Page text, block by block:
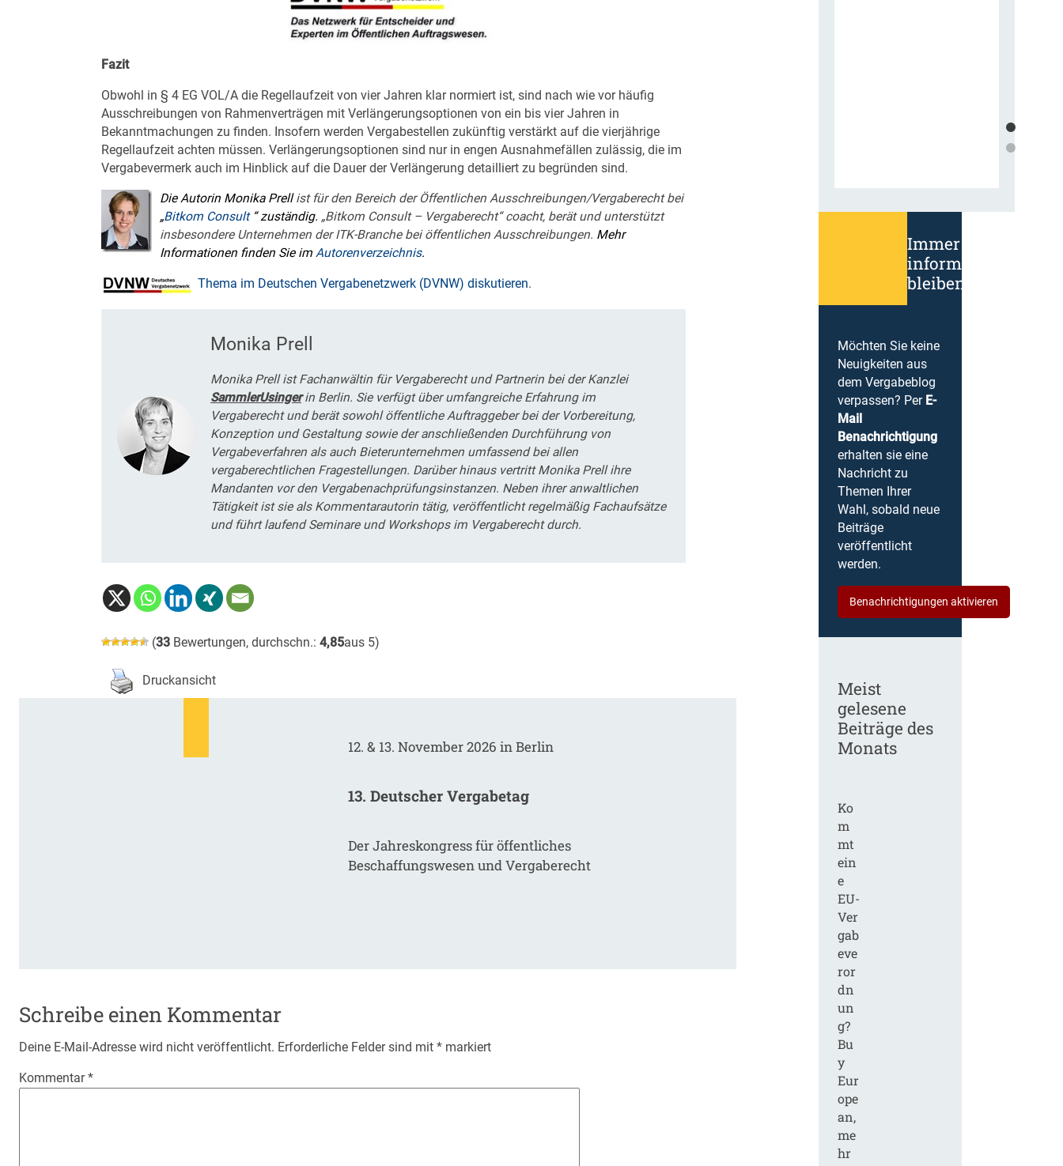
Fazit
Obwohl in § 4 EG VOL/A die Regellaufzeit von vier Jahren klar normiert ist, sind nach wie vor häufig
Ausschreibungen von Rahmenverträgen mit Verlängerungsoptionen von ein bis vier Jahren in
Bekanntmachungen zu finden. Insofern werden Vergabestellen zukünftig verstärkt auf die vierjährige
Regellaufzeit achten müssen. Verlängerungsoptionen sind nur in engen Ausnahmefällen zulässig, die im
Vergabevermerk auch im Hinblick auf die Dauer der Verlängerung detailliert zu begründen sind.
Die Autorin Monika Prellist für den Bereich der Öffentlichen Ausschreibungen/Vergaberecht bei
„Bitkom Consult “ zuständig. „Bitkom Consult – Vergaberecht“ coacht, berät und unterstützt
insbesondere Unternehmen der ITK-Branche bei öffentlichen Ausschreibungen. Mehr
Informationen finden Sie im Autorenverzeichnis.
Thema im Deutschen Vergabenetzwerk (DVNW) diskutieren.
Monika Prell
Monika Prell ist Fachanwältin für Vergaberecht und Partnerin bei der Kanzlei
SammlerUsingerin Berlin. Sie verfügt über umfangreiche Erfahrung im
Vergaberecht und berät sowohl öffentliche Auftraggeber bei der Vorbereitung,
Konzeption und Gestaltung sowie der anschließenden Durchführung von
Vergabeverfahren als auch Bieterunternehmen umfassend bei allen
vergaberechtlichen Fragestellungen. Darüber hinaus vertritt Monika Prell ihre
Mandanten vor den Vergabenachprüfungsinstanzen. Neben ihrer anwaltlichen
Tätigkeit ist sie als Kommentarautorin tätig, veröffentlicht regelmäßig Fachaufsätze
und führt laufend Seminare und Workshops im Vergaberecht durch.
(33 Bewertungen, durchschn.: 4,85aus 5)
Druckansicht
12. & 13. November 2026 in Berlin
13. Deutscher Vergabetag
Der Jahreskongress für öffentliches
Beschaffungswesen und Vergaberecht
Schreibe einen Kommentar
Deine E-Mail-Adresse wird nicht veröffentlicht. Erforderliche Felder sind mit * markiert
Kommentar*
Immer
informiert
bleiben!
Möchten Sie keine
Neuigkeiten aus
dem Vergabeblog
verpassen? Per E-
Mail
Benachrichtigung
erhalten sie eine
Nachricht zu
Themen Ihrer
Wahl, sobald neue
Beiträge
veröffentlicht
werden.
Benachrichtigungen aktivieren
Meist
gelesene
Beiträge des
Monats
Ko
m
mt
ein
e
EU-
Ver
gab
eve
ror
dn
un
g?
Bu
y
Eur
ope
an,
me
hr